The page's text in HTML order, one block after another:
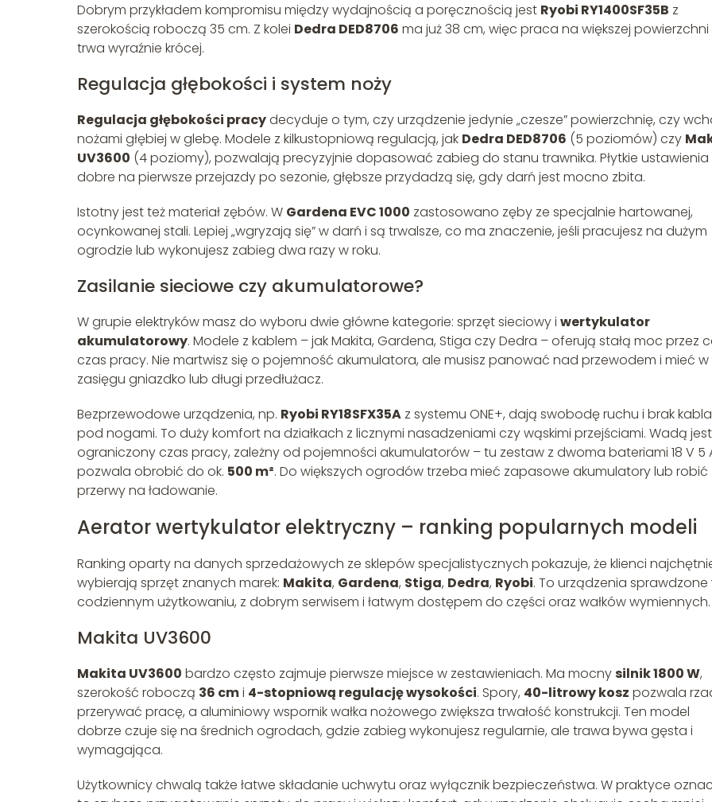
Dobrym przykładem kompromisu między wydajnością a poręcznością jest Ryobi RY1400SF35B z
szerokością roboczą 35 cm. Z kolei Dedra DED8706 ma już 38 cm, więc praca na większej powierzchni
trwa wyraźnie krócej.
Regulacja głębokości i system noży
Regulacja głębokości pracydecyduje o tym, czy urządzenie jedynie „czesze” powierzchnię, czy
nożami głębiej w glebę. Modele z kilkustopniową regulacją, jak Dedra DED8706 (5 poziomów) czy
UV3600 (4 poziomy), pozwalają precyzyjnie dopasować zabieg do stanu trawnika. Płytkie ustawienia
dobre na pierwsze przejazdy po sezonie, głębsze przydadzą się, gdy darń jest mocno zbita.
Istotny jest też materiał zębów. W Gardena EVC 1000 zastosowano zęby ze specjalnie hartowanej,
ocynkowanej stali. Lepiej „wgryzają się” w darń i są trwalsze, co ma znaczenie, jeśli pracujesz na dużym
ogrodzie lub wykonujesz zabieg dwa razy w roku.
Zasilanie sieciowe czy akumulatorowe?
W grupie elektryków masz do wyboru dwie główne kategorie: sprzęt sieciowy i wertykulator
akumulatorowy. Modele z kablem – jak Makita, Gardena, Stiga czy Dedra – oferują stałą moc przez
czas pracy. Nie martwisz się o pojemność akumulatora, ale musisz panować nad przewodem i mieć w
zasięgu gniazdko lub długi przedłużacz.
Bezprzewodowe urządzenia, np. Ryobi RY18SFX35A z systemu ONE+, dają swobodę ruchu i brak kabla
pod nogami. To duży komfort na działkach z licznymi nasadzeniami czy wąskimi przejściami. Wadą jest
ograniczony czas pracy, zależny od pojemności akumulatorów – tu zestaw z dwoma bateriami 18 V 5
pozwala obrobić do ok. 500 m². Do większych ogrodów trzeba mieć zapasowe akumulatory lub robić
przerwy na ładowanie.
Aerator wertykulator elektryczny – ranking popularnych modeli
Ranking oparty na danych sprzedażowych ze sklepów specjalistycznych pokazuje, że klienci
wybierają sprzęt znanych marek: Makita, Gardena, Stiga, Dedra, Ryobi. To urządzenia sprawdzone
codziennym użytkowaniu, z dobrym serwisem i łatwym dostępem do części oraz wałków wymiennych.
Makita UV3600
Makita UV3600 bardzo często zajmuje pierwsze miejsce w zestawieniach. Ma mocnysilnik 1800 W,
szerokość roboczą 36 cmi 4-stopniową regulację wysokości. Spory, 40-litrowy kosz pozwala
przerywać pracę, a aluminiowy wspornik wałka nożowego zwiększa trwałość konstrukcji. Ten model
dobrze czuje się na średnich ogrodach, gdzie zabieg wykonujesz regularnie, ale trawa bywa gęsta i
wymagająca.
Użytkownicy chwalą także łatwe składanie uchwytu oraz wyłącznik bezpieczeństwa. W praktyce